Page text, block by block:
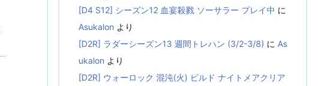
[D4 S12] シーズン12 血宴殺戮 ソーサラー プレイ中 に
Asukalon より
[D2R] ラダーシーズン13 週間トレハン (3/2-3/8) に As
ukalon より
[D2R] ウォーロック 混沌(火) ビルド ナイトメアクリア